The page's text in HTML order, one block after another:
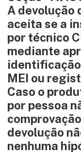
A devolução
aceita se a
por técnico
mediante
MEI ou
Caso o
por pessoa
devolução
nenhuma